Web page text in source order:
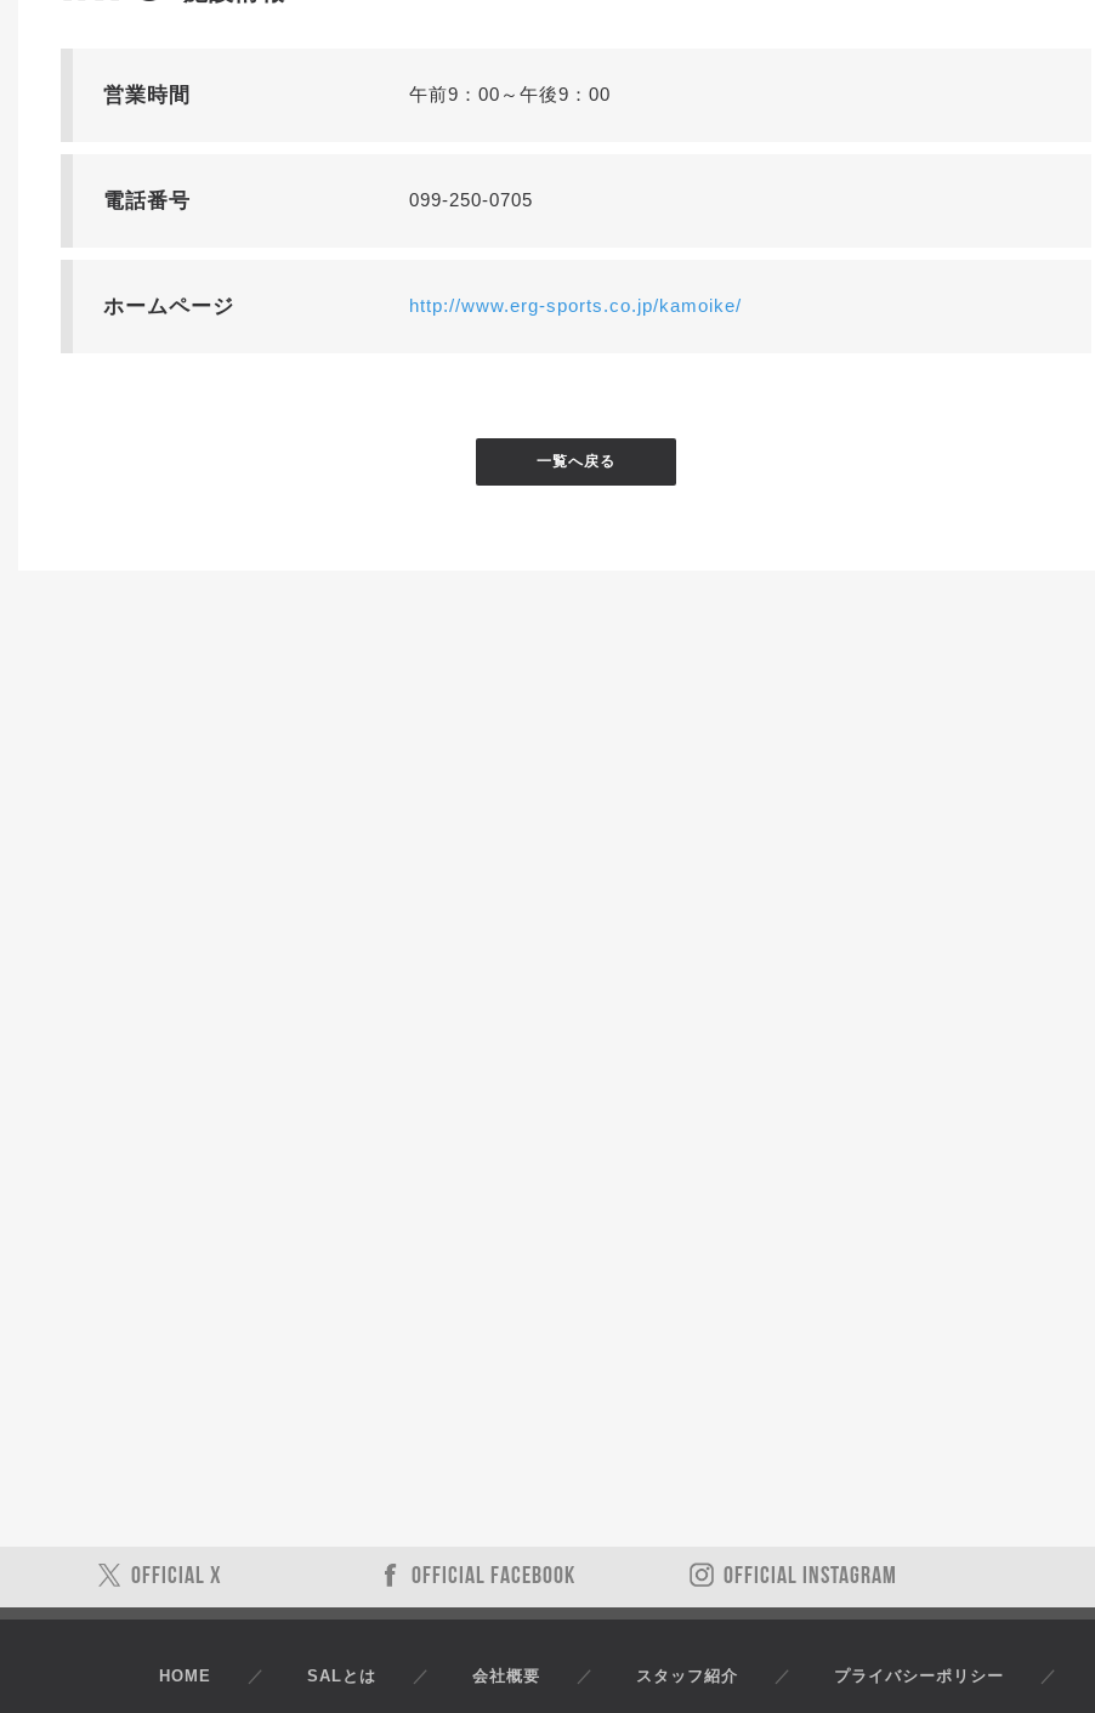
営業時間 午前9：00～午後9：00
電話番号 099-250-0705
ホームページ http://www.erg-sports.co.jp/kamoike/
一覧へ戻る
OFFICIAL X OFFICIAL FACEBOOK OFFICIAL INSTAGRAM
HOME SALとは 会社概要 スタッフ紹介 プライバシーポリシー